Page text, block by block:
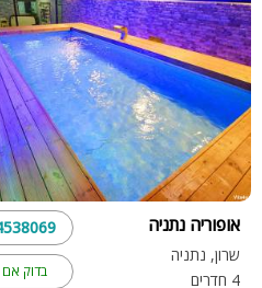
אופוריה נתניה
שרון, נתניה
4 חדרים
בדוק אם